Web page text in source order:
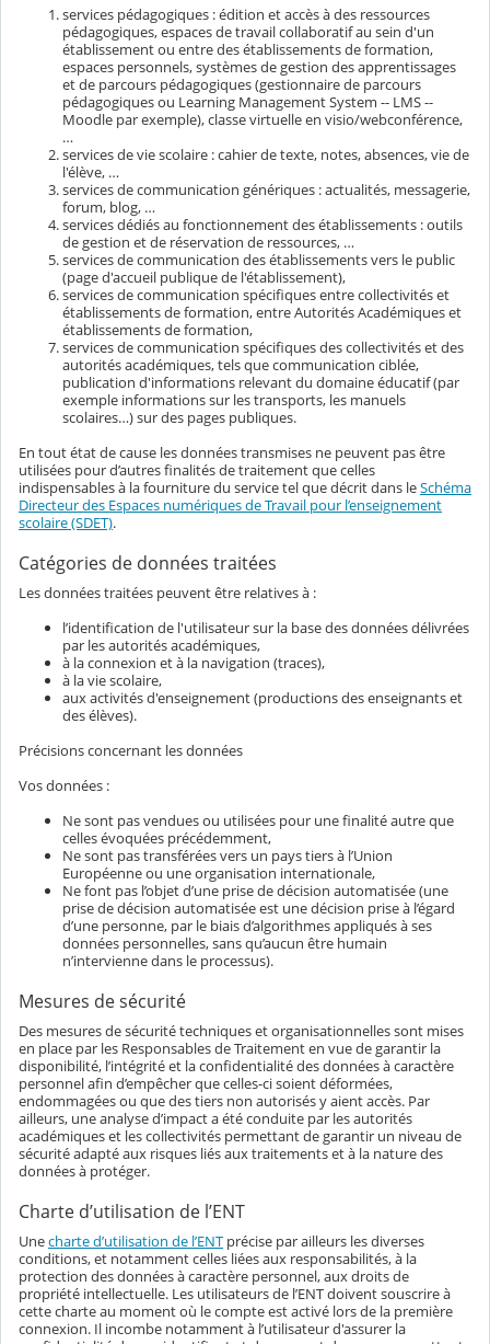
services pédagogiques : édition et accès à des ressources
pédagogiques, espaces de travail collaboratif au sein d'un
établissement ou entre des établissements de formation,
espaces personnels, systèmes de gestion des apprentissages
et de parcours pédagogiques (gestionnaire de parcours
pédagogiques ou Learning Management System -- LMS --
Moodle par exemple), classe virtuelle en visio/webconférence,
…
services de vie scolaire : cahier de texte, notes, absences, vie de
l'élève, …
services de communication génériques : actualités, messagerie,
forum, blog, …
services dédiés au fonctionnement des établissements : outils
de gestion et de réservation de ressources, …
services de communication des établissements vers le public
(page d'accueil publique de l'établissement),
services de communication spécifiques entre collectivités et
établissements de formation, entre Autorités Académiques et
établissements de formation,
services de communication spécifiques des collectivités et des
autorités académiques, tels que communication ciblée,
publication d'informations relevant du domaine éducatif (par
exemple informations sur les transports, les manuels
scolaires…) sur des pages publiques.
En tout état de cause les données transmises ne peuvent pas être
utilisées pour d’autres finalités de traitement que celles
indispensables à la fourniture du service tel que décrit dans leSchéma
Directeur des Espaces numériques de Travail pour l’enseignement
scolaire (SDET).
Catégories de données traitées
Les données traitées peuvent être relatives à :
l’identification de l'utilisateur sur la base des données délivrées
par les autorités académiques,
à la connexion et à la navigation (traces),
à la vie scolaire,
aux activités d'enseignement (productions des enseignants et
des élèves).
Précisions concernant les données
Vos données :
Ne sont pas vendues ou utilisées pour une finalité autre que
celles évoquées précédemment,
Ne sont pas transférées vers un pays tiers à l’Union
Européenne ou une organisation internationale,
Ne font pas l’objet d’une prise de décision automatisée (une
prise de décision automatisée est une décision prise à l’égard
d’une personne, par le biais d’algorithmes appliqués à ses
données personnelles, sans qu’aucun être humain
n’intervienne dans le processus).
Mesures de sécurité
Des mesures de sécurité techniques et organisationnelles sont mises
en place par les Responsables de Traitement en vue de garantir la
disponibilité, l’intégrité et la confidentialité des données à caractère
personnel afin d’empêcher que celles-ci soient déformées,
endommagées ou que des tiers non autorisés y aient accès. Par
ailleurs, une analyse d’impact a été conduite par les autorités
académiques et les collectivités permettant de garantir un niveau de
sécurité adapté aux risques liés aux traitements et à la nature des
données à protéger.
Charte d’utilisation de l’ENT
Unecharte d’utilisation de l’ENT précise par ailleurs les diverses
conditions, et notamment celles liées aux responsabilités, à la
protection des données à caractère personnel, aux droits de
propriété intellectuelle. Les utilisateurs de l’ENT doivent souscrire à
cette charte au moment où le compte est activé lors de la première
connexion. Il incombe notamment à l’utilisateur d'assurer la